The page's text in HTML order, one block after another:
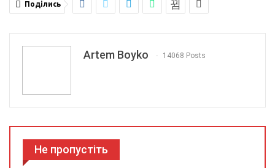
Поділись
Artem Boyko 14068 Posts
Не пропустіть